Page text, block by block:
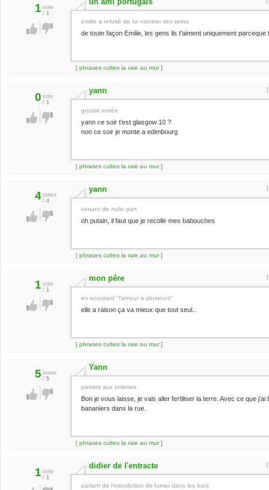
1 vote
/ 1
emilie a refusé de lui montrer ses seins
de toute façon Emilie, les gens ils t'aiment uniquement
[ phrases cultes la raie au mur ]
0 vote
/ 1
yann
grosse soirée
yann ce soir t'est glasgow 10 ?
non ce soir je monte a edimbourg
[ phrases cultes la raie au mur ]
4 votes
/ 4
yann
venant de nulle part
oh putain, il faut que je recolle mes babouches
[ phrases cultes la raie au mur ]
1 vote
/ 1
mon pére
en ecoutant "l'amour a plusieurs"
elle a raison ça va mieux que tout seul..
[ phrases cultes la raie au mur ]
5 votes
/ 5
Yann
partant aux toilettes
Bon je vous laisse, je vais aller fertiliser la terre. Avec ce que j'ai
bananiers dans la rue.
[ phrases cultes la raie au mur ]
1 vote
/ 1
didier de l'entracte
parlant de l'interdiction de fumer dans les bars